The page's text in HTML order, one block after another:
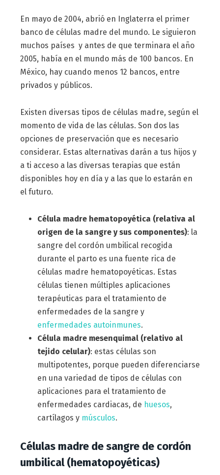
En mayo de 2004, abrió en Inglaterra el primer
banco de células madre del mundo. Le siguieron
muchos países y antes de que terminara el año
2005, había en el mundo más de 100 bancos. En
México, hay cuando menos 12 bancos, entre
privados y públicos.
Existen diversas tipos de células madre, según el
momento de vida de las células. Son dos las
opciones de preservación que es necesario
considerar. Estas alternativas darán a tus hijos y
a ti acceso a las diversas terapias que están
disponibles hoy en día y a las que lo estarán en
el futuro.
Célula madre hematopoyética (relativa al
origen de la sangre y sus componentes): la
sangre del cordón umbilical recogida
durante el parto es una fuente rica de
células madre hematopoyéticas. Estas
células tienen múltiples aplicaciones
terapéuticas para el tratamiento de
enfermedades de la sangre y
enfermedades autoinmunes.
Célula madre mesenquimal (relativo al
tejido celular): estas células son
multipotentes, porque pueden diferenciarse
en una variedad de tipos de células con
aplicaciones para el tratamiento de
enfermedades cardiacas, de huesos,
cartílagos y músculos.
Células madre de sangre de cordón
umbilical (hematopoyéticas)